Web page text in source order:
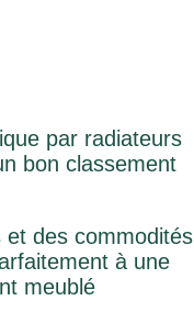
par radiateurs
bon classement
des commodités
à une
meublé